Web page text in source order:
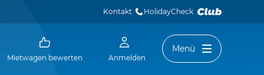
Kontakt HolidayCheck
Mietwagen bewerten Anmelden
Menü